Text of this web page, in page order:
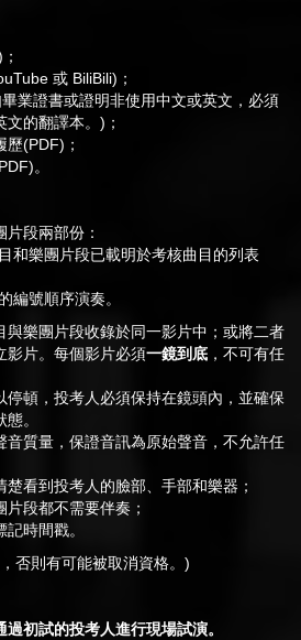
或 BiliBili)；
業證書或證明非使用中文或英文，必須
文的翻譯本。)；
(PDF)；
。
段兩部份：
和樂團片段已載明於考核曲目的列表
編號順序演奏。
與樂團片段收錄於同一影片中；或將二者
影片。每個影片必須一鏡到底 ，不可有任
停頓，投考人必須保持在鏡頭內，並確保
。
音質量，保證音訊為原始聲音，不允許任
看到投考人的臉部、手部和樂器；
段都不需要伴奏；
時間戳。
否則有可能被取消資格。)
初試的投考人進行現場試演。